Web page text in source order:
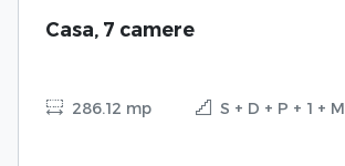
Casa, 7 camere
286.12 mp S + D + P + 1 + M